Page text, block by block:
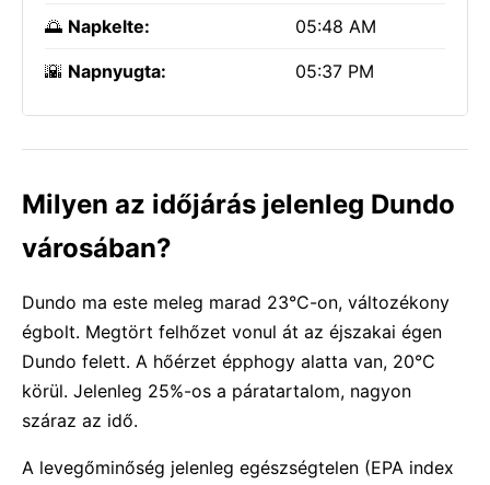
🌅 Napkelte: 05:48 AM
🌇 Napnyugta: 05:37 PM
Milyen az időjárás jelenleg Dundo
városában?
Dundo ma este meleg marad 23°C-on, változékony
égbolt. Megtört felhőzet vonul át az éjszakai égen
Dundo felett. A hőérzet épphogy alatta van, 20°C
körül. Jelenleg 25%-os a páratartalom, nagyon
száraz az idő.
A levegőminőség jelenleg egészségtelen (EPA index